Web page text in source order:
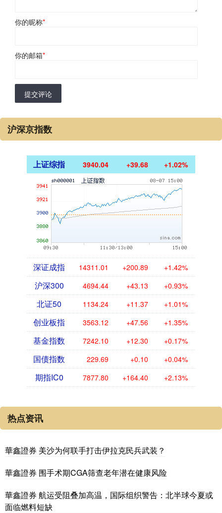
你的昵称*
你的邮箱*
提交评论
沪深京指数
上证综指 3940.04 +39.68 +1.02%
深证成指 14311.01 +200.89 +1.42%
沪深300 4694.44 +43.13 +0.93%
北证50 1134.24 +11.37 +1.01%
创业板指 3563.12 +47.56 +1.35%
基金指数 7242.10 +12.30 +0.17%
国债指数 229.69 +0.10 +0.04%
期指IC0 7877.80 +164.40 +2.13%
热点资讯
華鑫證券 美沙为何联手打击伊拉克民兵武装？
華鑫證券 围手术期CGA筛查老年潜在健康风险
華鑫證券 航运受阻叠加高温，国际组织警告：北半球今夏或
面临燃料短缺